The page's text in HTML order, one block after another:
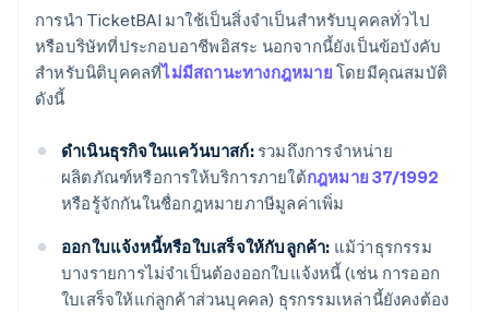
การนำ TicketBAI มาใช้เป็นสิ่งจำเป็นสำหรับบุคคลทั่วไป
หรือบริษัทที่ประกอบอาชีพอิสระ นอกจากนี้ยังเป็นข้อบังคับ
สําหรับนิติบุคคลที่ไม่มีสถานะทางกฎหมาย โดยมีคุณสมบัติ
ดังนี้
ดำเนินธุรกิจในแคว้นบาสก์:รวมถึงการจําหน่าย
ผลิตภัณฑ์หรือการให้บริการภายใต้กฎหมาย 37/1992
หรือรู้จักกันในชื่อกฎหมายภาษีมูลค่าเพิ่ม
ออกใบแจ้งหนี้หรือใบเสร็จให้กับลูกค้า: แม้ว่าธุรกรรม
บางรายการไม่จำเป็นต้องออกใบแจ้งหนี้ (เช่น การออก
ใบเสร็จให้แก่ลูกค้าส่วนบุคคล) ธุรกรรมเหล่านี้ยังคงต้อง